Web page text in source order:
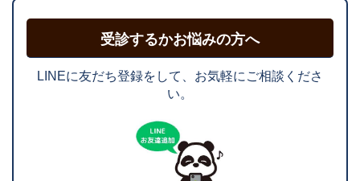
受診するかお悩みの方へ
LINEに友だち登録をして、お気軽にご相談くださ
い。